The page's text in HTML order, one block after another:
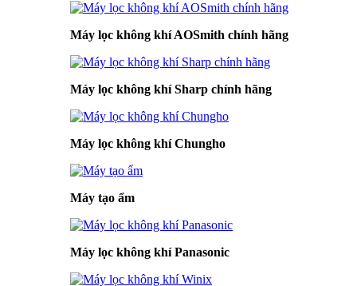
Máy lọc không khí AOSmith chính hãng
Máy lọc không khí Sharp chính hãng
Máy lọc không khí Chungho
Máy tạo ẩm
Máy lọc không khí Panasonic